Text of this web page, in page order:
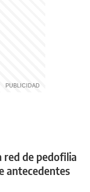
red de pedofilia
antecedentes